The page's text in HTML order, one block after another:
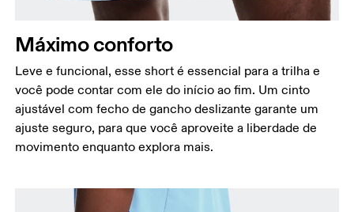
Máximo conforto
Leve e funcional, esse short é essencial para a trilha e
você pode contar com ele do início ao fim. Um cinto
ajustável com fecho de gancho deslizante garante um
ajuste seguro, para que você aproveite a liberdade de
movimento enquanto explora mais.